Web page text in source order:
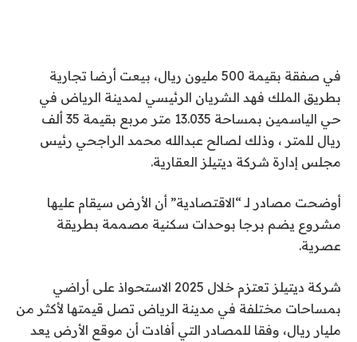
في صفقة بقيمة 500 مليون ريال، بيعت أرضا تجارية
بطريق الملك فهد الشريان الرئيسي لمدينة الرياض في
حي الياسمين بمساحة 13.035 متر مربع بقيمة 35 ألف
ريال للمتر ، وذلك لصالح عبدالله محمد الراجحي رئيس
مجلس إدارة شركة ديتيلز العقارية.
أوضحت مصادر لـ “الاقتصادية” أن الأرض سيقام عليها
مشروع يضم برجا بوحدات سكنية مصممة بطريقة
عصرية.
شركة ديتيلز تعتزم خلال 2025 الاستحواذ على أراضي
بمساحات مختلفة في مدينة الرياض تصل قيمتها لأكثر من
مليار ريال، وفقا للمصادر التي أفادت أن موقع الأرض يعد